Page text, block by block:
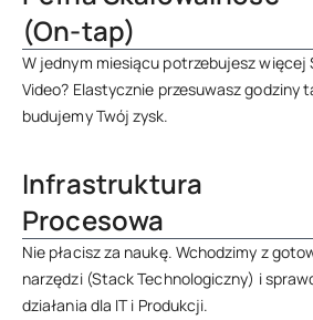
(On-tap)
W jednym miesiącu potrzebujesz więcej
Video? Elastycznie przesuwasz godziny
budujemy Twój zysk.
Infrastruktura
Procesowa
Nie płacisz za naukę. Wchodzimy z
narzędzi (Stack Technologiczny) i
działania dla IT i Produkcji.